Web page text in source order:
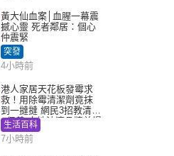
黃大仙血案│血腥一幕震
撼心靈 死者鄰居：個心
仲震緊
突發
4小時前
港人家居天花板發霉求
救！用除霉清潔劑竟抹
到一撻撻 網民3招教清潔
+保養 本地油漆品牌曾提
醒勿用1物防變色
生活百科
7小時前